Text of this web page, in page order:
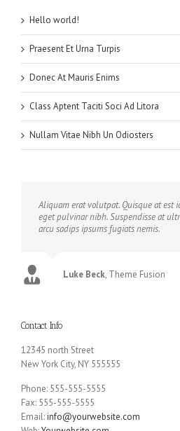
Hello world!
Praesent Et Urna Turpis
Donec At Mauris Enims
Class Aptent Taciti Soci Ad Litora
Nullam Vitae Nibh Un Odiosters
Aliquam erat volutpat. Quisque at est
eget pulvinar nibh. Suspendisse at
arcu sadips ipsums fugiats nemis.
Luke Beck, Theme Fusion
Contact Info
12345 north Street
New York City, NY 555555
Phone: 555-555-5555
Fax: 555-555-5555
Email:info@yourwebsite.com